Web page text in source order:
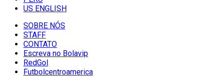
US ENGLISH
SOBRE NÓS
STAFF
CONTATO
Escreva no Bolavip
RedGol
Futbolcentroamerica